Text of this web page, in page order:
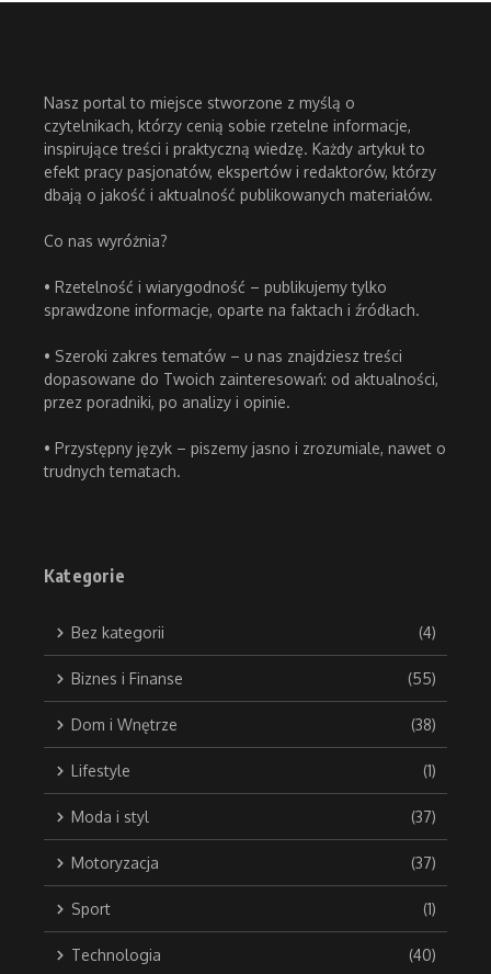
Nasz portal to miejsce stworzone z myślą o
czytelnikach, którzy cenią sobie rzetelne informacje,
inspirujące treści i praktyczną wiedzę. Każdy artykuł to
efekt pracy pasjonatów, ekspertów i redaktorów, którzy
dbają o jakość i aktualność publikowanych materiałów.
Co nas wyróżnia?
• Rzetelność i wiarygodność – publikujemy tylko
sprawdzone informacje, oparte na faktach i źródłach.
• Szeroki zakres tematów – u nas znajdziesz treści
dopasowane do Twoich zainteresowań: od aktualności,
przez poradniki, po analizy i opinie.
• Przystępny język – piszemy jasno i zrozumiale, nawet o
trudnych tematach.
Kategorie
Bez kategorii (4)
Biznes i Finanse (55)
Dom i Wnętrze (38)
Lifestyle (1)
Moda i styl (37)
Motoryzacja (37)
Sport (1)
Technologia (40)